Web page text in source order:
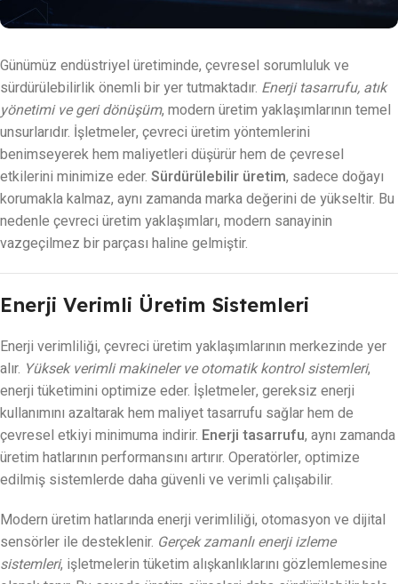
Günümüz endüstriyel üretiminde, çevresel sorumluluk ve
sürdürülebilirlik önemli bir yer tutmaktadır. Enerji tasarrufu, atık
yönetimi ve geri dönüşüm, modern üretim yaklaşımlarının temel
unsurlarıdır. İşletmeler, çevreci üretim yöntemlerini
benimseyerek hem maliyetleri düşürür hem de çevresel
etkilerini minimize eder. Sürdürülebilir üretim, sadece doğayı
korumakla kalmaz, aynı zamanda marka değerini de yükseltir. Bu
nedenle çevreci üretim yaklaşımları, modern sanayinin
vazgeçilmez bir parçası haline gelmiştir.
Enerji Verimli Üretim Sistemleri
Enerji verimliliği, çevreci üretim yaklaşımlarının merkezinde yer
alır. Yüksek verimli makineler ve otomatik kontrol sistemleri,
enerji tüketimini optimize eder. İşletmeler, gereksiz enerji
kullanımını azaltarak hem maliyet tasarrufu sağlar hem de
çevresel etkiyi minimuma indirir. Enerji tasarrufu, aynı zamanda
üretim hatlarının performansını artırır. Operatörler, optimize
edilmiş sistemlerde daha güvenli ve verimli çalışabilir.
Modern üretim hatlarında enerji verimliliği, otomasyon ve dijital
sensörler ile desteklenir. Gerçek zamanlı enerji izleme
sistemleri, işletmelerin tüketim alışkanlıklarını gözlemlemesine